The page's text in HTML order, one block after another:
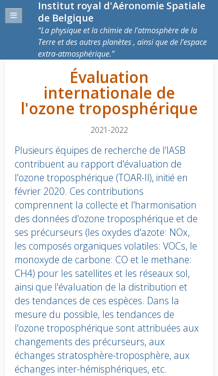
Institut royal d'Aéronomie Spatiale
de Belgique
La physique et la chimie de l’atmosphère de la
Terre et des autres planètes , ainsi que de l’espace
extra-atmosphérique.
Évaluation
internationale de
l'ozone troposphérique
2021-2022
Plusieurs équipes de recherche de l’IASB
contribuent au rapport d'évaluation de
l'ozone troposphérique (TOAR-II), initié en
février 2020. Ces contributions
comprennent la collecte et l'harmonisation
des données d'ozone troposphérique et de
ses précurseurs (les oxydes d'azote: NOx,
les composés organiques volatiles: VOCs, le
monoxyde de carbone: CO et le methane:
CH4) pour les satellites et les réseaux sol,
ainsi que l'évaluation de la distribution et
des tendances de ces espèces. Dans la
mesure du possible, les tendances de
l'ozone troposphérique sont attribuées aux
changements des précurseurs, aux
échanges stratosphère-troposphère, aux
échanges inter-hémisphériques, etc.